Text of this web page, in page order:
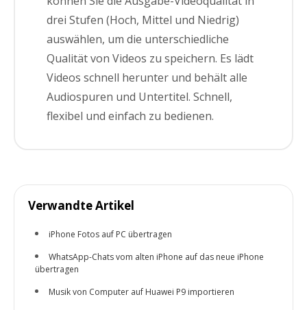
drei Stufen (Hoch, Mittel und Niedrig)
auswählen, um die unterschiedliche
Qualität von Videos zu speichern. Es lädt
Videos schnell herunter und behält alle
Audiospuren und Untertitel. Schnell,
flexibel und einfach zu bedienen.
Verwandte Artikel
iPhone Fotos auf PC übertragen
WhatsApp-Chats vom alten iPhone auf das neue iPhone
übertragen
Musik von Computer auf Huawei P9 importieren